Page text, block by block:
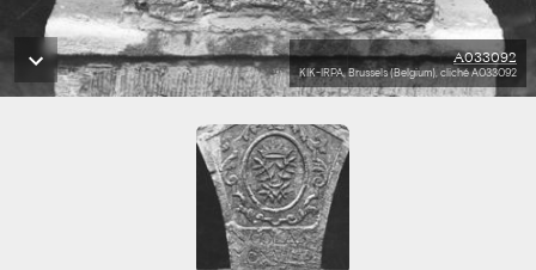
A033092
KIK-IRPA, Brussels (Belgium), cliché A033092